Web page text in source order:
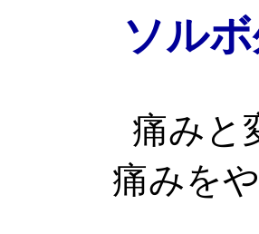
ソル
痛みと
痛みを